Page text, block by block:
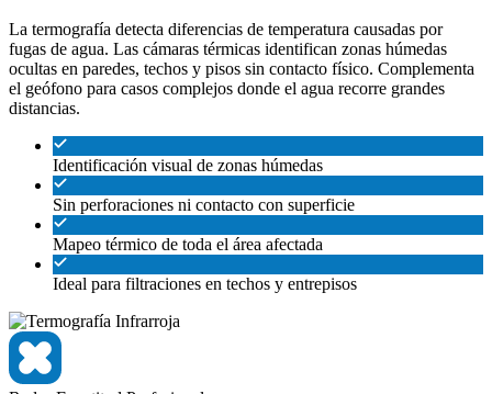
La termografía detecta diferencias de temperatura causadas por
fugas de agua. Las cámaras térmicas identifican zonas húmedas
ocultas en paredes, techos y pisos sin contacto físico. Complementa
el geófono para casos complejos donde el agua recorre grandes
distancias.
Identificación visual de zonas húmedas
Sin perforaciones ni contacto con superficie
Mapeo térmico de toda el área afectada
Ideal para filtraciones en techos y entrepisos